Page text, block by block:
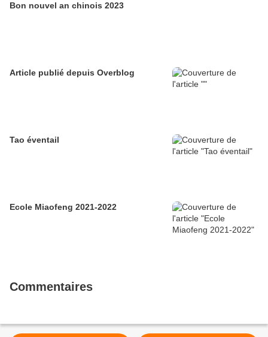
Bon nouvel an chinois 2023
Article publié depuis Overblog
Tao éventail
Ecole Miaofeng 2021-2022
Commentaires